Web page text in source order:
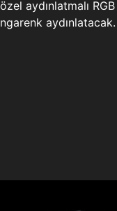
aydınlatmalı
aydınlatacak.